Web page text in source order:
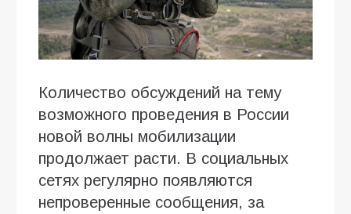
Количество обсуждений на тему
возможного проведения в России
новой волны мобилизации
продолжает расти. В социальных
сетях регулярно появляются
непроверенные сообщения, за